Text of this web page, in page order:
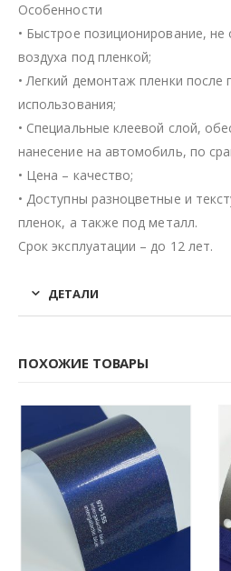
Особенности
• Быстрое позиционирование,
воздуха под пленкой;
• Легкий демонтаж пленки после
использования;
• Специальные клеевой слой,
нанесение на автомобиль, по
• Цена – качество;
• Доступны разноцветные и
пленок, а также под металл.
Срок эксплуатации – до 12 лет.
ДЕТАЛИ
ПОХОЖИЕ ТОВАРЫ